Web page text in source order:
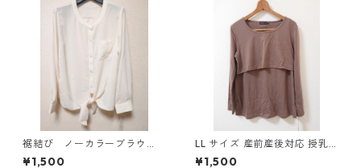
裾結び ノーカラーブラウ
ス ３Ｌ アイボリー KAE-
¥1,500
LL サイズ 産前産後対応 授乳
口付き 長袖シャツ マタニティ
¥1,500